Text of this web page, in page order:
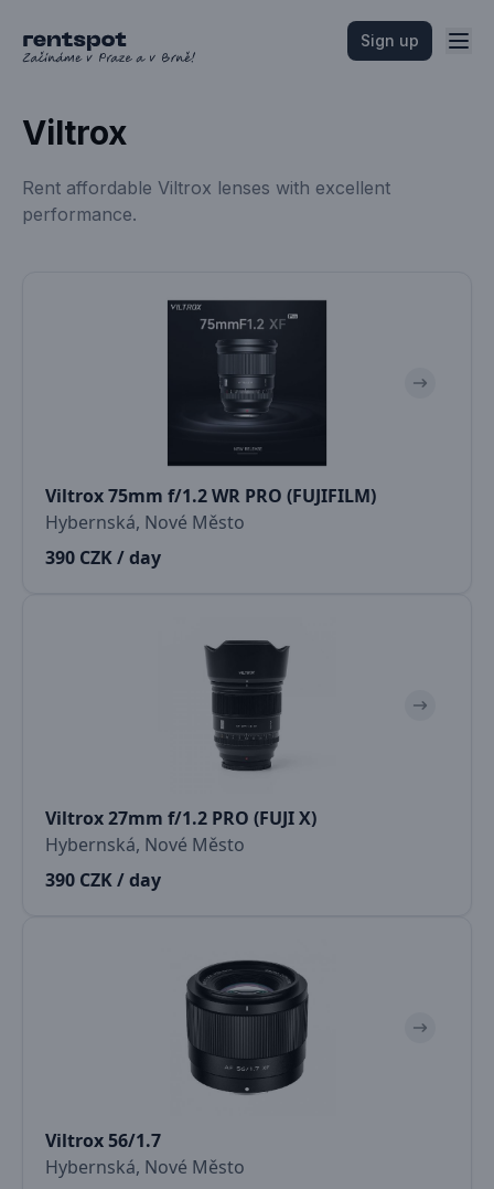
Sign up
Viltrox
Rent affordable Viltrox lenses with excellent
performance.
Viltrox 75mm f/1.2 WR PRO (FUJIFILM)
Hybernská, Nové Město
390 CZK / day
Viltrox 27mm f/1.2 PRO (FUJI X)
Hybernská, Nové Město
390 CZK / day
Viltrox 56/1.7
Hybernská, Nové Město